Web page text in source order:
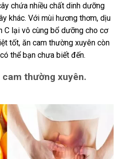
chứa nhiều chất dinh dưỡng
khác. Với mùi hương thơm, dịu
C lại vô cùng bổ dưỡng cho cơ
tốt, ăn cam thường xuyên còn
thể bạn chưa biết đến.
thường xuyên.